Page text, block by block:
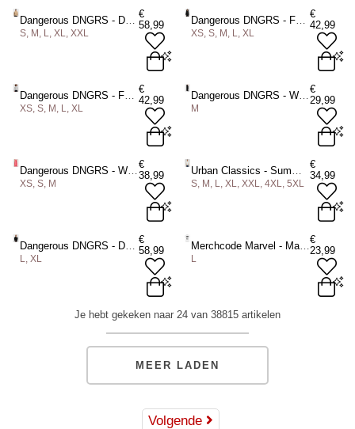
Dangerous DNGRS - Decent Vest met capuchon - Beige
S, M, L, XL, XXL
€
58,99
Dangerous DNGRS - Faith Hoodie/trui - Zwart
XS, S, M, L, XL
€
42,99
Dangerous DNGRS - Faith Hoodie/trui - Grijs
XS, S, M, L, XL
€
42,99
Dangerous DNGRS - Wide Dames joggingbroek - Zwart/Wit
M
€
29,99
Dangerous DNGRS - Wide Dames joggingbroek - Roze/Wit
XS, S, M
€
38,99
Urban Classics - Summer Stripe Resort Overhemd - Beige/Blauw
S, M, L, XL, XXL, 4XL, 5XL
€
34,99
Dangerous DNGRS - Decent Vest met capuchon - Zwart
L, XL
€
58,99
Merchcode Marvel - Marvel Crew Heren Tshirt - Wit
L
€
23,99
Je hebt gekeken naar 24 van 38815 artikelen
MEER LADEN
Volgende